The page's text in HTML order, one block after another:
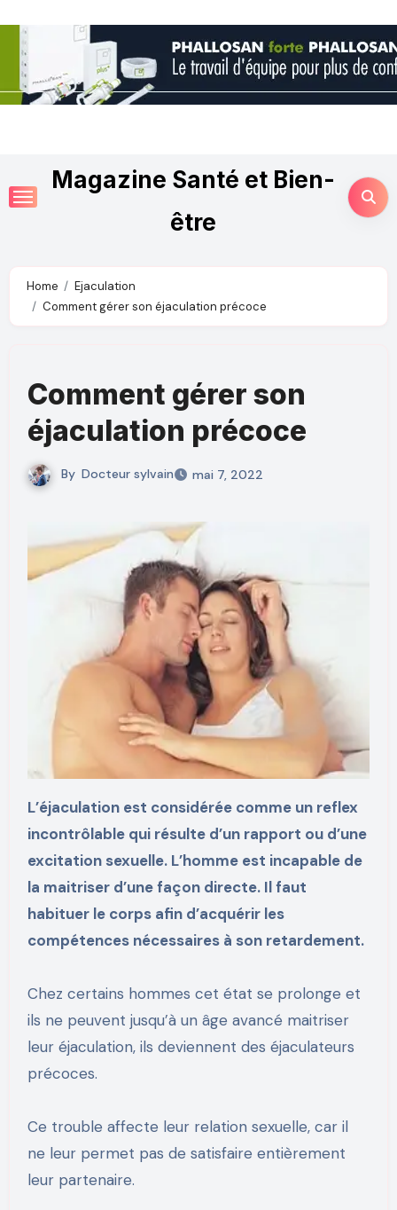
Magazine Santé et Bien-
être
Home
Ejaculation
Comment gérer son éjaculation précoce
Comment gérer son
éjaculation précoce
By Docteur sylvain mai 7, 2022
L’éjaculation est considérée comme un reflex
incontrôlable qui résulte d’un rapport ou d’une
excitation sexuelle. L’homme est incapable de
la maitriser d’une façon directe. Il faut
habituer le corps afin d’acquérir les
compétences nécessaires à son retardement.
Chez certains hommes cet état se prolonge et
ils ne peuvent jusqu’à un âge avancé maitriser
leur éjaculation, ils deviennent des éjaculateurs
précoces.
Ce trouble affecte leur relation sexuelle, car il
ne leur permet pas de satisfaire entièrement
leur partenaire.